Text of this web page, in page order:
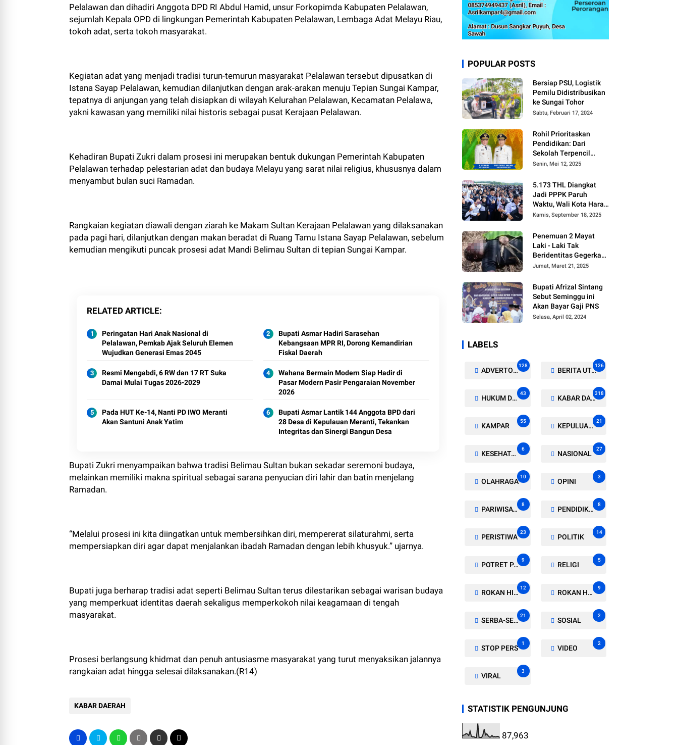
Pelalawan dan dihadiri Anggota DPD RI Abdul Hamid, unsur Forkopimda Kabupaten Pelalawan,
sejumlah Kepala OPD di lingkungan Pemerintah Kabupaten Pelalawan, Lembaga Adat Melayu Riau,
tokoh adat, serta tokoh masyarakat.
Kegiatan adat yang menjadi tradisi turun-temurun masyarakat Pelalawan tersebut dipusatkan di
Istana Sayap Pelalawan, kemudian dilanjutkan dengan arak-arakan menuju Tepian Sungai Kampar,
tepatnya di anjungan yang telah disiapkan di wilayah Kelurahan Pelalawan, Kecamatan Pelalawa,
yakni kawasan yang memiliki nilai historis sebagai pusat Kerajaan Pelalawan.
Kehadiran Bupati Zukri dalam prosesi ini merupakan bentuk dukungan Pemerintah Kabupaten
Pelalawan terhadap pelestarian adat dan budaya Melayu yang sarat nilai religius, khususnya dalam
menyambut bulan suci Ramadan.
Rangkaian kegiatan diawali dengan ziarah ke Makam Sultan Kerajaan Pelalawan yang dilaksanakan
pada pagi hari, dilanjutkan dengan makan beradat di Ruang Tamu Istana Sayap Pelalawan, sebelum
kemudian mengikuti puncak prosesi adat Mandi Belimau Sultan di tepian Sungai Kampar.
RELATED ARTICLE
Peringatan Hari Anak Nasional di
Pelalawan, Pemkab Ajak Seluruh Elemen
Wujudkan Generasi Emas 2045
Bupati Asmar Hadiri Sarasehan
Kebangsaan MPR RI, Dorong Kemandirian
Fiskal Daerah
Resmi Mengabdi, 6 RW dan 17 RT Suka
Damai Mulai Tugas 2026-2029
Wahana Bermain Modern Siap Hadir di
Pasar Modern Pasir Pengaraian November
2026
Pada HUT Ke-14, Nanti PD IWO Meranti
Akan Santuni Anak Yatim
Bupati Asmar Lantik 144 Anggota BPD dari
28 Desa di Kepulauan Meranti, Tekankan
Integritas dan Sinergi Bangun Desa
Bupati Zukri menyampaikan bahwa tradisi Belimau Sultan bukan sekadar seremoni budaya,
melainkan memiliki makna spiritual sebagai sarana penyucian diri lahir dan batin menjelang
Ramadan.
“Melalui prosesi ini kita diingatkan untuk membersihkan diri, mempererat silaturahmi, serta
mempersiapkan diri agar dapat menjalankan ibadah Ramadan dengan lebih khusyuk.” ujarnya.
Bupati juga berharap tradisi adat seperti Belimau Sultan terus dilestarikan sebagai warisan budaya
yang memperkuat identitas daerah sekaligus memperkokoh nilai keagamaan di tengah
masyarakat.
Prosesi berlangsung khidmat dan penuh antusiasme masyarakat yang turut menyaksikan jalannya
rangkaian adat hingga selesai dilaksanakan.(R14)
KABAR DAERAH
POPULAR POSTS
Bersiap PSU, Logistik
Pemilu Didistribusikan
ke Sungai Tohor
Sabtu, Februari 17, 2024
Rohil Prioritaskan
Pendidikan: Dari
Sekolah Terpencil
hingga Beasiswa
Senin, Mei 12, 2025
5.173 THL Diangkat
Jadi PPPK Paruh
Waktu, Wali Kota Harap
Ada Regulasi Baru
Kamis, September 18, 2025
Penemuan 2 Mayat
Laki - Laki Tak
Beridentitas Gegerkan
Warga Rohil
Jumat, Maret 21, 2025
Bupati Afrizal Sintang
Sebut Seminggu ini
Akan Bayar Gaji PNS
Selasa, April 02, 2024
LABELS
ADVERTORIAL/GALERI
128
BERITA UTAMA
126
HUKUM DAN KRIMINAL
43
KABAR DAERAH
318
KAMPAR
55
KEPULUAN MERANTI
21
KESEHATAN
6
NASIONAL
27
OLAHRAGA
10
OPINI
3
PARIWISATA
8
PENDIDIKAN
8
PERISTIWA
23
POLITIK
14
POTRET PARLEMEN
9
RELIGI
5
ROKAN HILIR
12
ROKAN HULU
9
SERBA-SERBI
21
SOSIAL
2
STOP PERS
1
VIDEO
2
VIRAL
3
STATISTIK PENGUNJUNG
87,963